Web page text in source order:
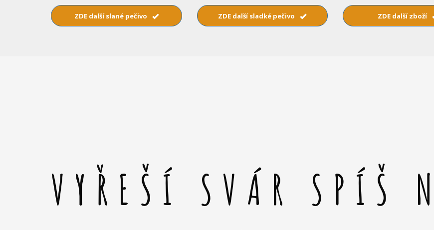
ZDE další slané pečivo ZDE další sladké pečivo ZDE další zboží
VYŘEŠÍ SVÁR SPÍŠ